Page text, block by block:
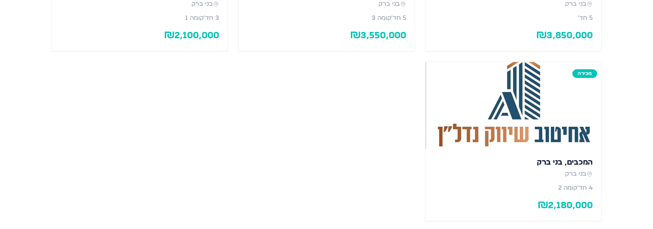
בני ברק
5 חד׳
₪3,850,000
בני ברק
5 חד׳קומה 3
₪3,550,000
בני ברק
3 חד׳קומה 1
₪2,100,000
מכירה
המכבים, בני ברק
בני ברק
4 חד׳קומה 2
₪2,180,000